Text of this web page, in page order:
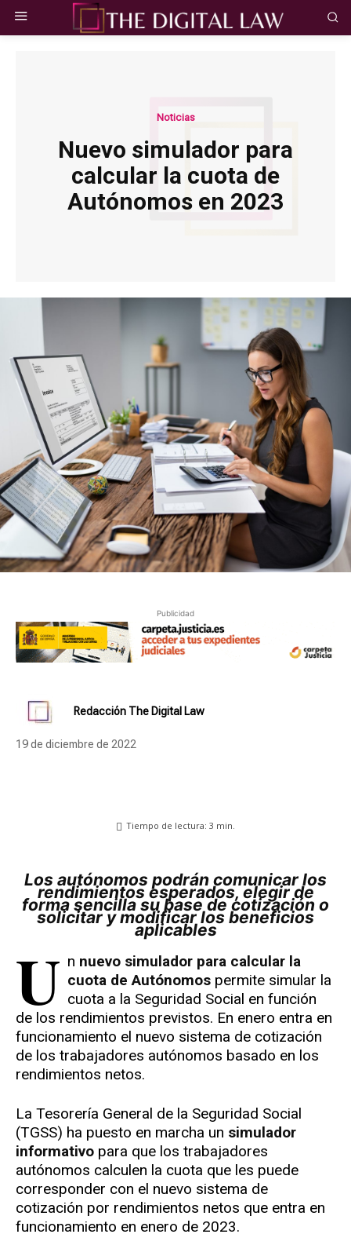
Noticias
Nuevo simulador para
calcular la cuota de
Autónomos en 2023
Publicidad
Redacción The Digital Law
19 de diciembre de 2022
Tiempo de lectura: 3 min.
Los autónomos podrán comunicar los
rendimientos esperados, elegir de
forma sencilla su base de cotización o
solicitar y modificar los beneficios
aplicables
U n nuevo simulador para calcular la
cuota de Autónomos permite simular la
cuota a la Seguridad Social en función
de los rendimientos previstos. En enero entra en
funcionamiento el nuevo sistema de cotización
de los trabajadores autónomos basado en los
rendimientos netos.
La Tesorería General de la Seguridad Social
(TGSS) ha puesto en marcha un simulador
informativo para que los trabajadores
autónomos calculen la cuota que les puede
corresponder con el nuevo sistema de
cotización por rendimientos netos que entra en
funcionamiento en enero de 2023.